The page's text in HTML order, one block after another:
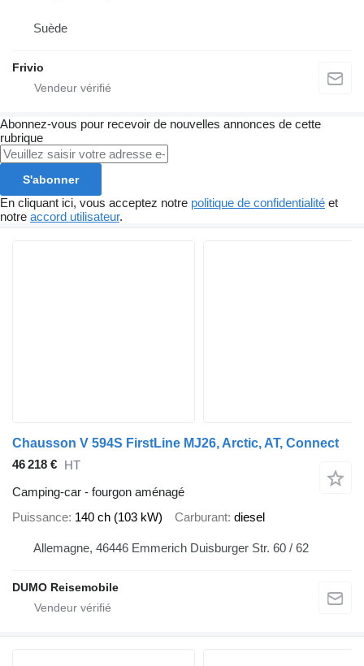
Suède
Frivio
Abonnez-vous pour recevoir de nouvelles annonces de cette
rubrique
S'abonner
En cliquant ici, vous acceptez notre politique de confidentialité et
notre accord utilisateur.
Chausson V 594S FirstLine MJ26, Arctic, AT, Connect
46 218 € HT
Camping-car - fourgon aménagé
Puissance 140 ch (103 kW) Carburant diesel
Allemagne, 46446 Emmerich Duisburger Str. 60 / 62
DUMO Reisemobile